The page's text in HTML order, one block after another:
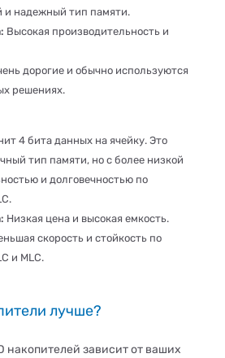
и надежный тип памяти.
Высокая производительность и
дорогие и обычно используются
решениях.
4 бита данных на ячейку. Это
тип памяти, но с более низкой
и долговечностью по
Низкая цена и высокая емкость.
скорость и стойкость по
и MLC.
лучше?
накопителей зависит от ваших